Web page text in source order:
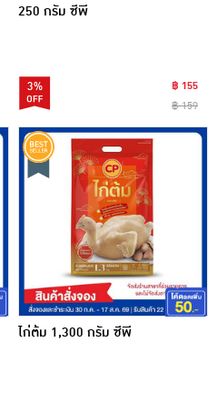
250 กรัม ซีพี
3%
฿ 155
฿ 159
ไก่ต้ม 1,300 กรัม ซีพี